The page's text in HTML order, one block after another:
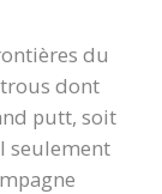
du
dont
putt, soit
seulement